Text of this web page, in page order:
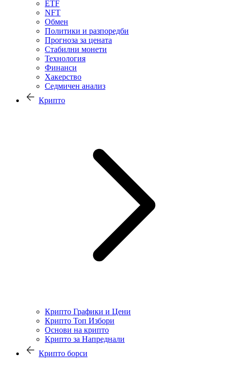
ETF
NFT
Обмен
Политики и разпоредби
Прогноза за цената
Стабилни монети
Технология
Финанси
Хакерство
Седмичен анализ
Крипто
Крипто Графики и Цени
Крипто Топ Избори
Основи на крипто
Крипто за Напреднали
Крипто борси